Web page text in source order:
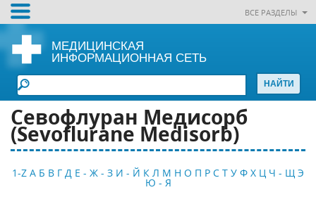
ВСЕ РАЗДЕЛЫ
МЕДИЦИНСКАЯ
ИНФОРМАЦИОННАЯ СЕТЬ
Севофлуран Медисорб
(Sevoflurane Medisorb)
1-Z А Б В Г Д Е - Ж - З И - Й К Л М Н О П Р С Т У Ф Х Ц Ч - Щ Э
Ю - Я